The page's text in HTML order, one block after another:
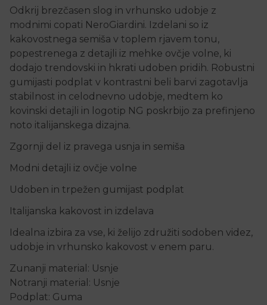
Odkrij brezčasen slog in vrhunsko udobje z
modnimi copati NeroGiardini. Izdelani so iz
kakovostnega semiša v toplem rjavem tonu,
popestrenega z detajli iz mehke ovčje volne, ki
dodajo trendovski in hkrati udoben pridih. Robustni
gumijasti podplat v kontrastni beli barvi zagotavlja
stabilnost in celodnevno udobje, medtem ko
kovinski detajli in logotip NG poskrbijo za prefinjeno
noto italijanskega dizajna.
Zgornji del iz pravega usnja in semiša
Modni detajli iz ovčje volne
Udoben in trpežen gumijast podplat
Italijanska kakovost in izdelava
Idealna izbira za vse, ki želijo združiti sodoben videz,
udobje in vrhunsko kakovost v enem paru.
Zunanji material: Usnje
Notranji material: Usnje
Podplat: Guma